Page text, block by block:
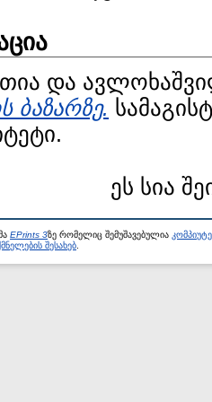
და
ბაზარზე.
ეს სია
EPrints 3ზე რომელიც შემუშავებულია
შესახებ